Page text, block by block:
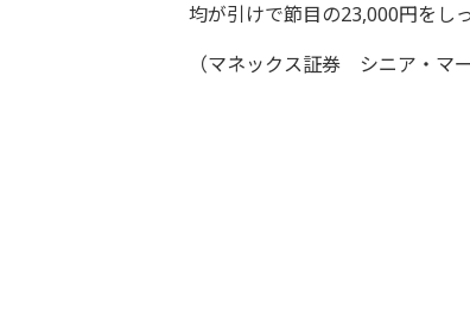
均が引けで節目の23,000円をし
（マネックス証券 シニア・マ